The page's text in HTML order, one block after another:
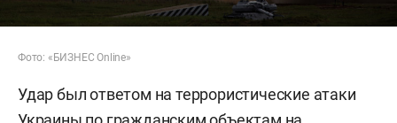
Фото: «БИЗНЕС Online»
Удар был ответом на террористические атаки